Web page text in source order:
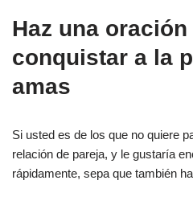
Haz una oración
conquistar a la
amas
Si usted es de los que no quiere
relación de pareja, y le gustaría
rápidamente, sepa que también